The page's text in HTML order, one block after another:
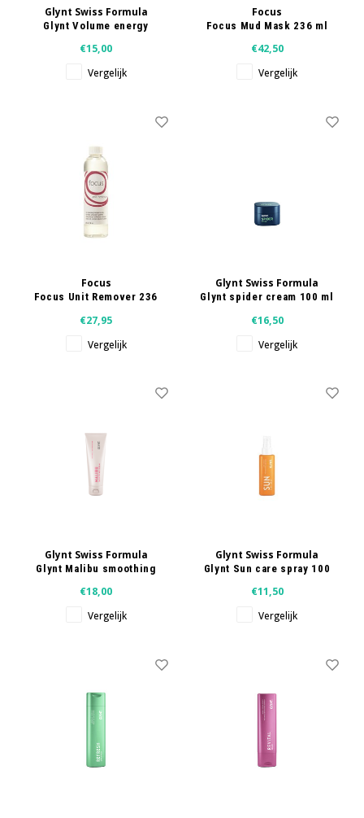
Glynt Swiss Formula
Glynt Volume energy
€15,00
Vergelijk
Focus
Focus Mud Mask 236 ml
€42,50
Vergelijk
Focus
Focus Unit Remover 236
€27,95
Vergelijk
Glynt Swiss Formula
Glynt spider cream 100 ml
€16,50
Vergelijk
Glynt Swiss Formula
Glynt Malibu smoothing
€18,00
Vergelijk
Glynt Swiss Formula
Glynt Sun care spray 100
€11,50
Vergelijk